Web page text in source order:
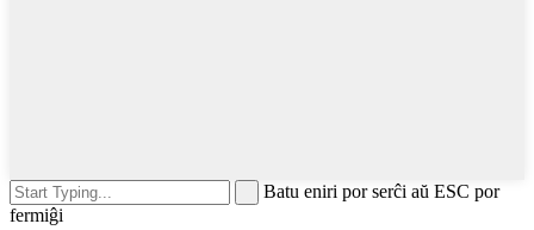
Batu eniri por serĉi aŭ ESC por
fermiĝi